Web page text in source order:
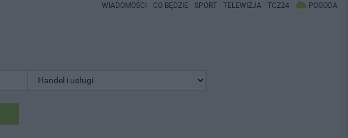
WIADOMOŚCI CO BĘDZIE SPORT TELEWIZJA TCZ24 POGODA